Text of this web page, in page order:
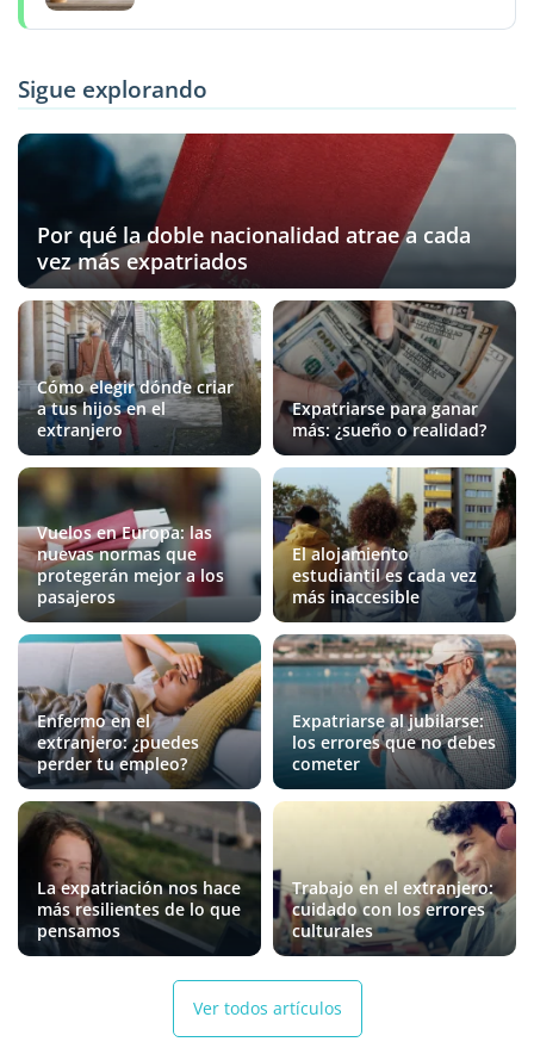
Sigue explorando
Por qué la doble nacionalidad atrae a cada
vez más expatriados
Cómo elegir dónde criar
a tus hijos en el
extranjero
Expatriarse para ganar
más: ¿sueño o realidad?
Vuelos en Europa: las
nuevas normas que
protegerán mejor a los
pasajeros
El alojamiento
estudiantil es cada vez
más inaccesible
Enfermo en el
extranjero: ¿puedes
perder tu empleo?
Expatriarse al jubilarse:
los errores que no debes
cometer
La expatriación nos hace
más resilientes de lo que
pensamos
Trabajo en el extranjero:
cuidado con los errores
culturales
Ver todos artículos